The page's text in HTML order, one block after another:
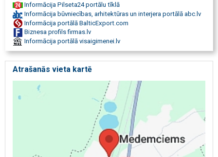
Informācija Pilseta24 portālu tīklā
Informācija būvniecības, arhitektūras un interjera portālā abc.lv
Informācija portālā BalticExport.com
Biznesa profils firmas.lv
Informācija portālā visaigimenei.lv
Atrašanās vieta kartē